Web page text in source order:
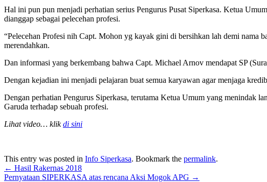
Hal ini pun pun menjadi perhatian serius Pengurus Pusat Siperkasa. Ketua
dianggap sebagai pelecehan profesi.
“Pelecehan Profesi nih Capt. Mohon yg kayak gini di bersihkan lah demi nama
merendahkan.
Dan informasi yang berkembang bahwa Capt. Michael Arnov mendapat SP
Dengan kejadian ini menjadi pelajaran buat semua karyawan agar menjaga
Dengan perhatian Pengurus Siperkasa, terutama Ketua Umum yang menindak
Garuda terhadap sebuah profesi.
Lihat video… klikdi sini
This entry was posted in Info Siperkasa. Bookmark the permalink.
← Hasil Rakernas 2018
Pernyataan SIPERKASA atas rencana Aksi Mogok APG →